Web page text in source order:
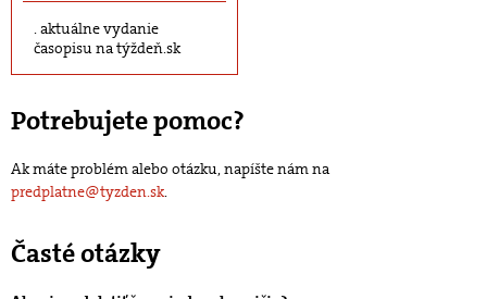
aktuálne vydanie
časopisu na týždeň.sk
Potrebujete pomoc?
Ak máte problém alebo otázku, napíšte nám na
predplatne@tyzden.sk.
Časté otázky